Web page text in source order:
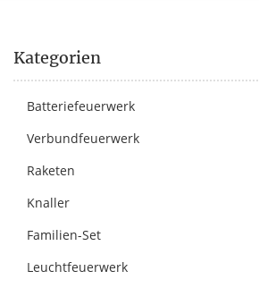
Kategorien
Batteriefeuerwerk
Verbundfeuerwerk
Raketen
Knaller
Familien-Set
Leuchtfeuerwerk